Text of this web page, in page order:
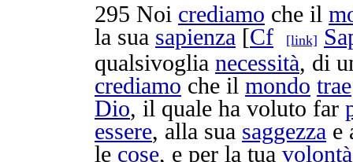
295 Noi crediamo che il
la sua sapienza [Cf [link]
qualsivoglia necessità, di
crediamo che il mondo trae
Dio, il quale ha voluto far
essere, alla sua saggezza e
le cose, e per la tua volontà